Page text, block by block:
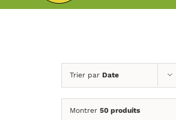
Trier par Date
Montrer 50 produits